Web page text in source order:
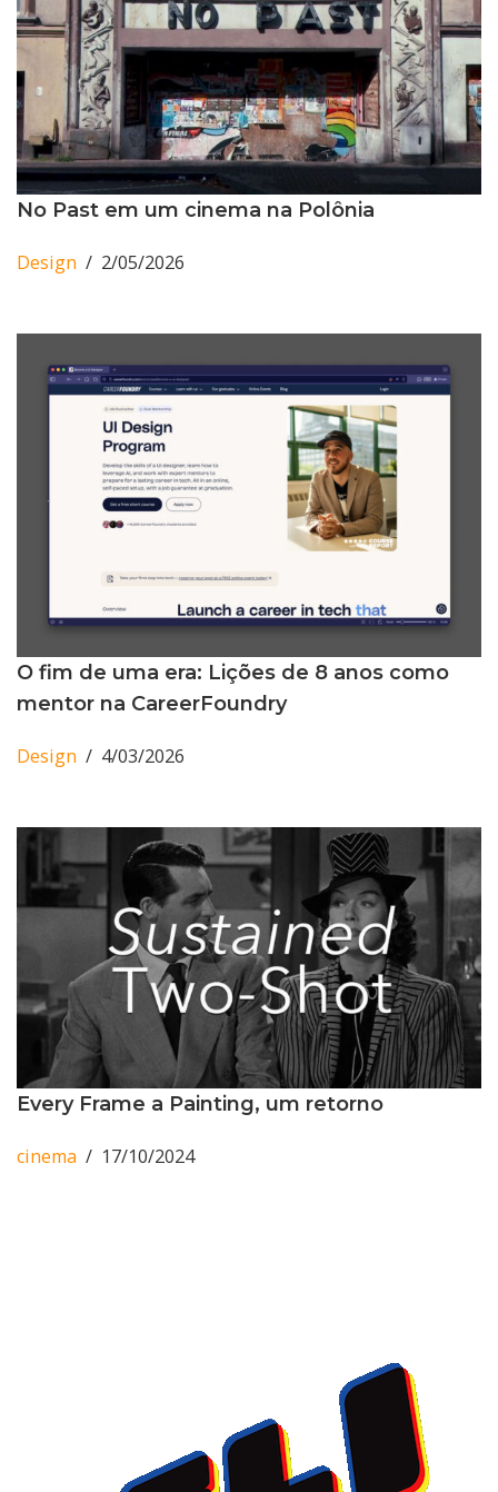
No Past em um cinema na Polônia
Design 2/05/2026
O fim de uma era: Lições de 8 anos como
mentor na CareerFoundry
Design 4/03/2026
Every Frame a Painting, um retorno
cinema 17/10/2024